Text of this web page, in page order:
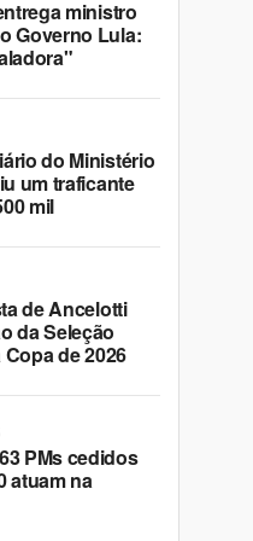
ministro
Governo Lula:
do Ministério
um traficante
mil
de Ancelotti
da Seleção
de 2026
PMs cedidos
atuam na